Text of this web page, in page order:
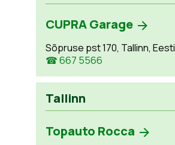
CUPRA Garage
Sõpruse pst 170, Tallinn, Eesti
☎ 667 5566
Tallinn
Topauto Rocca